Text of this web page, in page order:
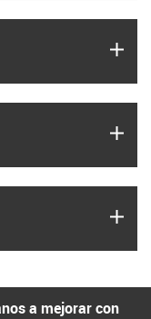
a mejorar con